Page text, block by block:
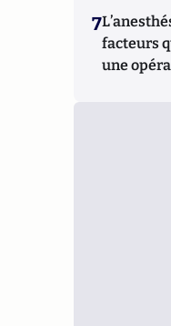
7
facteurs
une